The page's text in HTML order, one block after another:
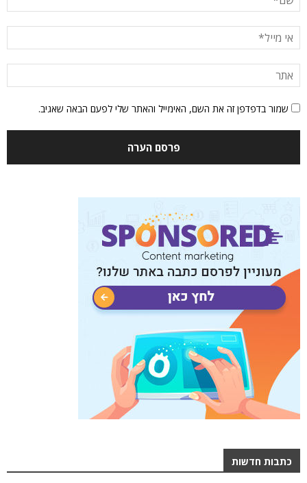
שמור בדפדפן זה את השם, האימייל והאתר שלי לפעם הבאה שאגיב.
כתבות חדשות